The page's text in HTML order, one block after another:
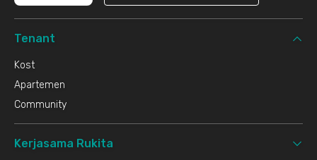
Tenant
Kost
Apartemen
Community
Kerjasama Rukita